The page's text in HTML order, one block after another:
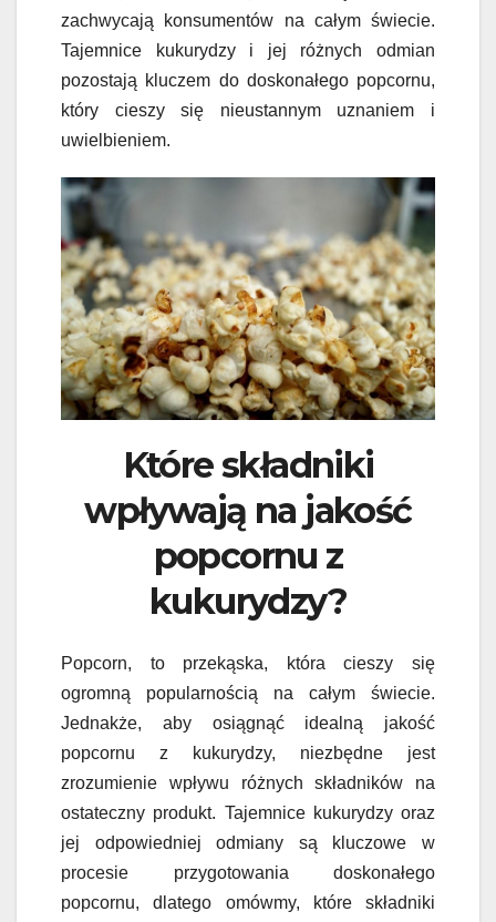
zachwycają konsumentów na całym świecie.
Tajemnice kukurydzy i jej różnych odmian
pozostają kluczem do doskonałego popcornu,
który cieszy się nieustannym uznaniem i
uwielbieniem.
Które składniki
wpływają na jakość
popcornu z
kukurydzy?
Popcorn, to przekąska, która cieszy się
ogromną popularnością na całym świecie.
Jednakże, aby osiągnąć idealną jakość
popcornu z kukurydzy, niezbędne jest
zrozumienie wpływu różnych składników na
ostateczny produkt. Tajemnice kukurydzy oraz
jej odpowiedniej odmiany są kluczowe w
procesie przygotowania doskonałego
popcornu, dlatego omówmy, które składniki